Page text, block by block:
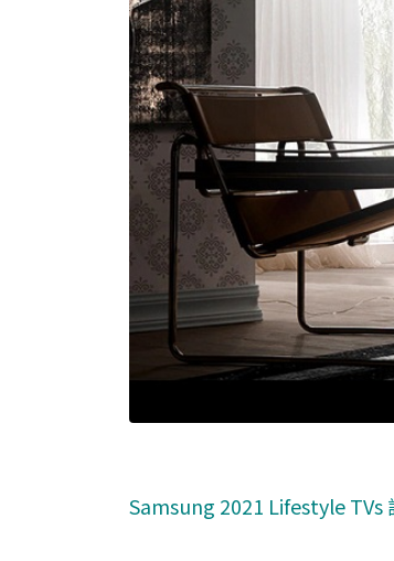
Samsung 2021 Lifestyle TVs